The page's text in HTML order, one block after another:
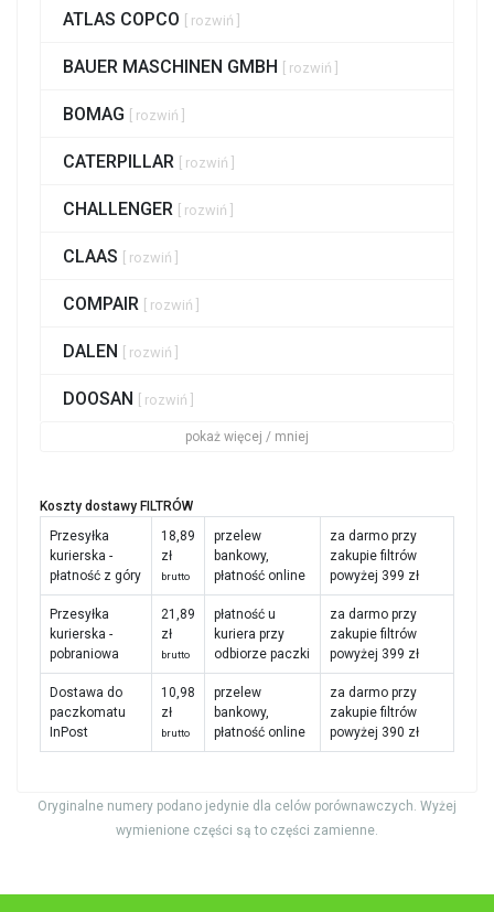
ATLAS COPCO [ rozwiń ]
BAUER MASCHINEN GMBH [ rozwiń ]
BOMAG [ rozwiń ]
CATERPILLAR [ rozwiń ]
CHALLENGER [ rozwiń ]
CLAAS [ rozwiń ]
COMPAIR [ rozwiń ]
DALEN [ rozwiń ]
DOOSAN [ rozwiń ]
pokaż więcej / mniej
Koszty dostawy FILTRÓW
Przesyłka
kurierska -
płatność z góry
18,89
zł
brutto
przelew
bankowy,
płatność online
za darmo przy
zakupie filtrów
powyżej 399 zł
Przesyłka
kurierska -
pobraniowa
21,89
zł
brutto
płatność u
kuriera przy
odbiorze paczki
za darmo przy
zakupie filtrów
powyżej 399 zł
Dostawa do
paczkomatu
InPost
10,98
zł
brutto
przelew
bankowy,
płatność online
za darmo przy
zakupie filtrów
powyżej 390 zł
Oryginalne numery podano jedynie dla celów porównawczych. Wyżej
wymienione części są to części zamienne.